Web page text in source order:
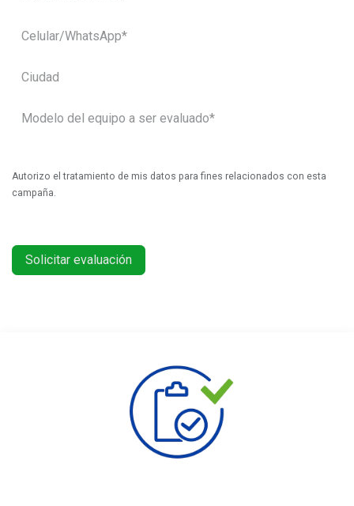
Autorizo el tratamiento de mis datos para fines relacionados con esta
campaña.
Solicitar evaluación